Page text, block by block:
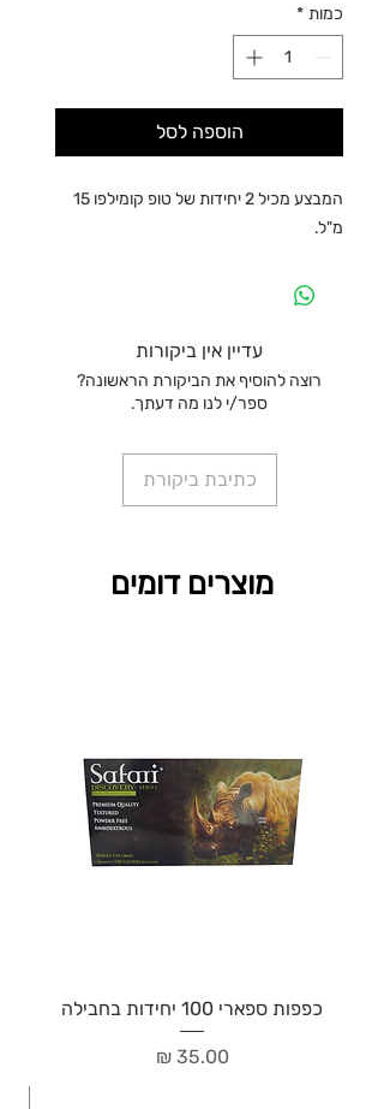
כמות *
הוספה לסל
המבצע מכיל 2 יחידות של טופ קומילפו 15
מ"ל.
עדיין אין ביקורות
רוצה להוסיף את הביקורת הראשונה?
ספר/י לנו מה דעתך.
כתיבת ביקורת
מוצרים דומים
כפפות ספארי 100 יחידות בחבילה
מחיר‏35.00 ‏₪